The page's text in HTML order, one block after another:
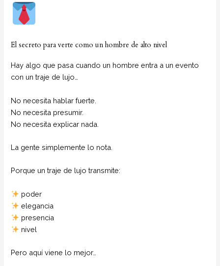
El secreto para verte como un hombre de alto nivel
Hay algo que pasa cuando un hombre entra a un evento
con un traje de lujo…
No necesita hablar fuerte.
No necesita presumir.
No necesita explicar nada.
La gente simplemente lo nota.
Porque un traje de lujo transmite:
poder
elegancia
presencia
nivel
Pero aquí viene lo mejor…